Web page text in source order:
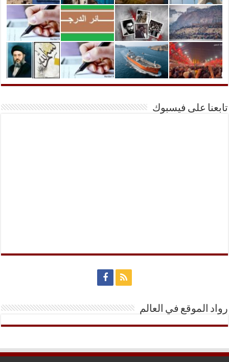
تابعنا على فيسبوك
رواد الموقع في العالم